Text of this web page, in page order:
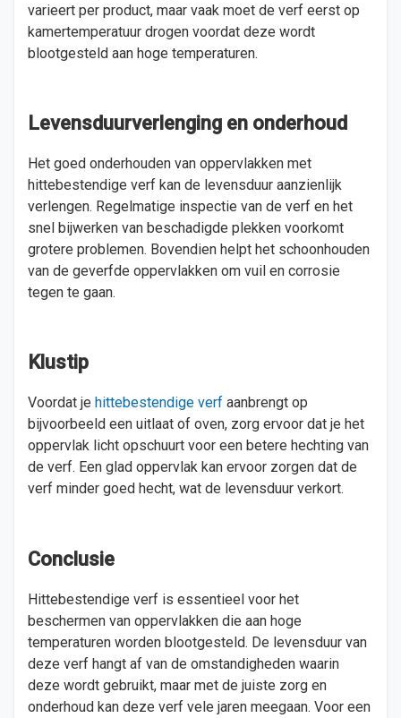
varieert per product, maar vaak moet de verf eerst op
kamertemperatuur drogen voordat deze wordt
blootgesteld aan hoge temperaturen.
Levensduurverlenging en onderhoud
Het goed onderhouden van oppervlakken met
hittebestendige verf kan de levensduur aanzienlijk
verlengen. Regelmatige inspectie van de verf en het
snel bijwerken van beschadigde plekken voorkomt
grotere problemen. Bovendien helpt het schoonhouden
van de geverfde oppervlakken om vuil en corrosie
tegen te gaan.
Klustip
Voordat je hittebestendige verf aanbrengt op
bijvoorbeeld een uitlaat of oven, zorg ervoor dat je het
oppervlak licht opschuurt voor een betere hechting van
de verf. Een glad oppervlak kan ervoor zorgen dat de
verf minder goed hecht, wat de levensduur verkort.
Conclusie
Hittebestendige verf is essentieel voor het
beschermen van oppervlakken die aan hoge
temperaturen worden blootgesteld. De levensduur van
deze verf hangt af van de omstandigheden waarin
deze wordt gebruikt, maar met de juiste zorg en
onderhoud kan deze verf vele jaren meegaan. Voor een